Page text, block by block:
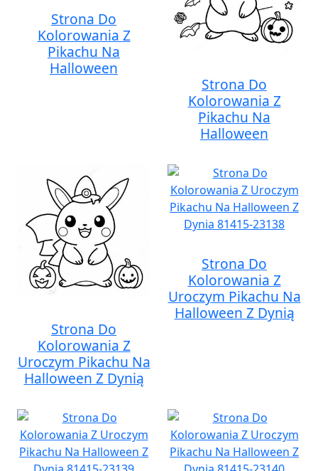
Strona Do
Kolorowania Z
Pikachu Na
Halloween
Strona Do
Kolorowania Z
Pikachu Na
Halloween
Strona Do
Kolorowania Z
Uroczym Pikachu Na
Halloween Z Dynią
Strona Do
Kolorowania Z
Uroczym Pikachu Na
Halloween Z Dynią